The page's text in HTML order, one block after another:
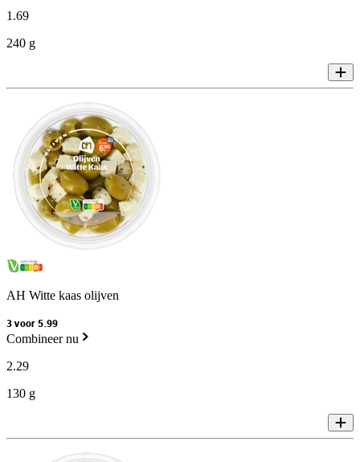
1.69
240 g
AH Witte kaas olijven
3 voor 5.99
Combineer nu
2.29
130 g